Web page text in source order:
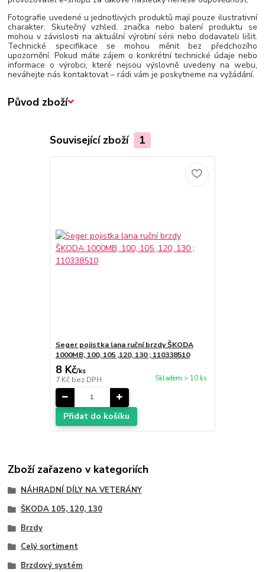
Fotografie uvedené u jednotlivých produktů mají pouze ilustrativní
charakter. Skutečný vzhled, značka nebo balení produktu se
mohou v závislosti na aktuální výrobní sérii nebo dodavateli lišit.
Technické specifikace se mohou měnit bez předchozího
upozornění. Pokud máte zájem o konkrétní technické údaje nebo
informace o výrobci, které nejsou výslovně uvedeny na webu,
neváhejte nás kontaktovat – rádi vám je poskytneme na vyžádání.
Původ zboží
Související zboží 1
Seger pojistka lana ruční brzdy ŠKODA
1000MB, 100, 105 ,120, 130 ; 110338510
8 Kč/ks
7 Kč bez DPH Skladem > 10 ks
Přidat do košíku
Zboží zařazeno v kategoriích
NÁHRADNÍ DÍLY NA VETERÁNY
ŠKODA 105, 120, 130
Brzdy
Celý sortiment
Brzdový systém